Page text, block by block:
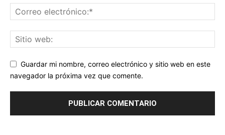
Guardar mi nombre, correo electrónico y sitio web en este
navegador la próxima vez que comente.